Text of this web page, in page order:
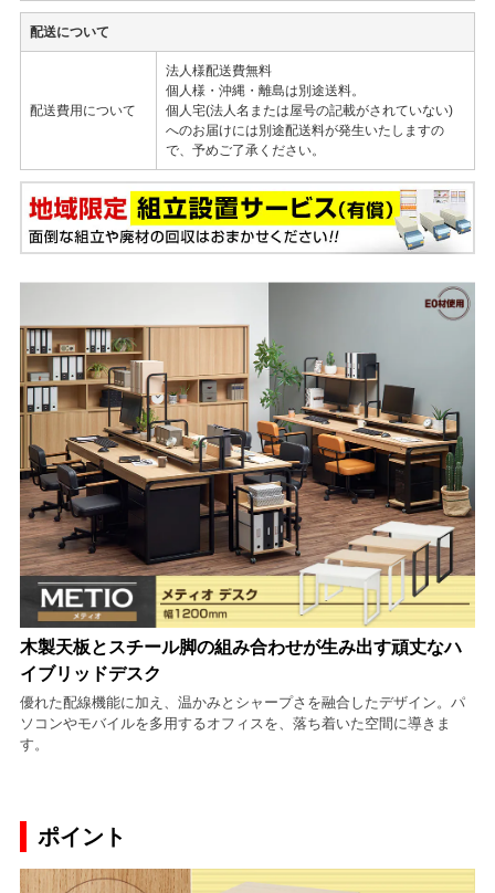
配送について
配送費用について
法人様配送費無料
個人様・沖縄・離島は別途送料。
個人宅(法人名または屋号の記載がされていない)
へのお届けには別途配送料が発生いたしますの
で、予めご了承ください。
木製天板とスチール脚の組み合わせが生み出す頑丈なハ
イブリッドデスク
優れた配線機能に加え、温かみとシャープさを融合したデザイン。パ
ソコンやモバイルを多用するオフィスを、落ち着いた空間に導きま
す。
ポイント